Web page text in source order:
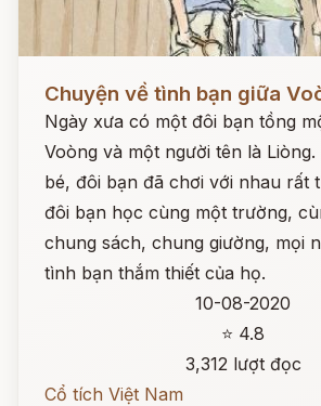
Chuyện về tình bạn giữa
Ngày xưa có một đôi bạn tồng
Voòng và một người tên là
bé, đôi bạn đã chơi với nhau rất
đôi bạn học cùng một trường,
chung sách, chung giường, mọi
tình bạn thắm thiết của họ.
10-08-2020
⭐ 4.8
3,312 lượt đọc
Cổ tích Việt Nam